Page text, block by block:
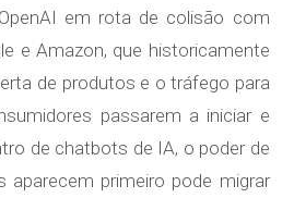
em rota de colisão com
e Amazon, que historicamente
de produtos e o tráfego para
passarem a iniciar e
de chatbots de IA, o poder de
aparecem primeiro pode migrar